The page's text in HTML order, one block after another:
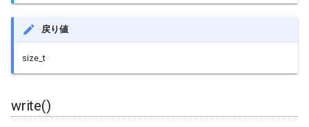
戻り値
size_t
write()